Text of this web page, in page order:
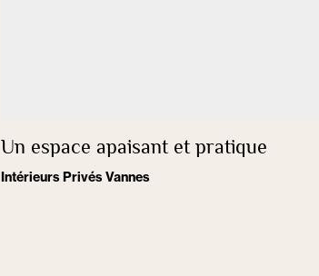
Un espace apaisant et pratique
Intérieurs Privés Vannes